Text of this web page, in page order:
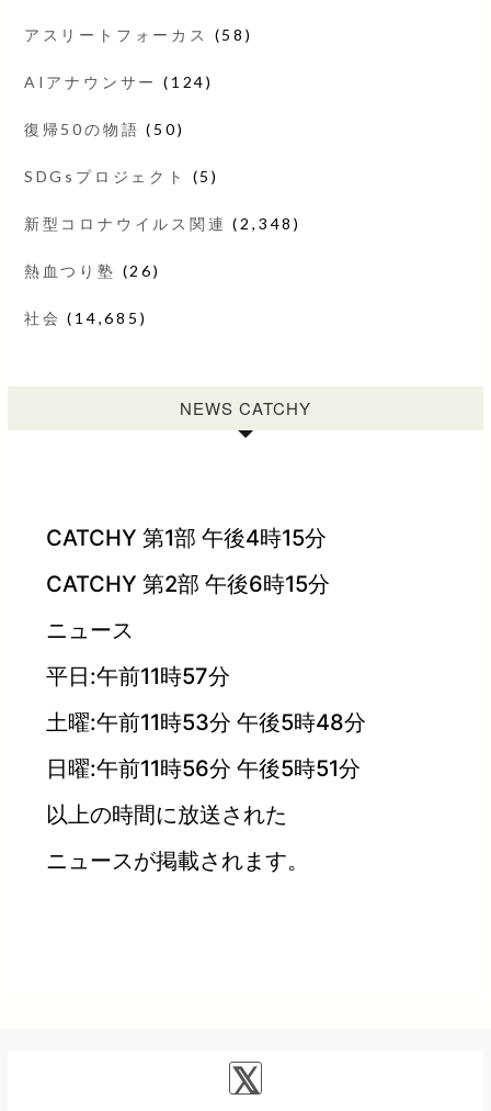
アスリートフォーカス (58)
AIアナウンサー (124)
復帰50の物語 (50)
SDGsプロジェクト (5)
新型コロナウイルス関連 (2,348)
熱血つり塾 (26)
社会 (14,685)
NEWS CATCHY
CATCHY 第1部 午後4時15分
CATCHY 第2部 午後6時15分
ニュース
平日:午前11時57分
土曜:午前11時53分 午後5時48分
日曜:午前11時56分 午後5時51分
以上の時間に放送された
ニュースが掲載されます。